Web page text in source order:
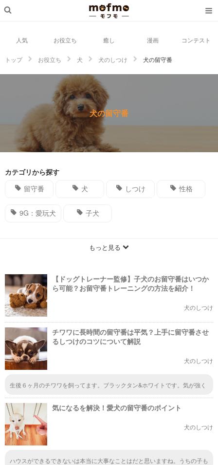
人気 お役立ち 癒し 漫画 コンテスト
トップ お役立ち 犬 犬のしつけ 犬の留守番
犬の留守番
カテゴリから探す
留守番
犬 しつけ 性格
9G：愛玩犬 子犬
もっと見る
【ドッグトレーナー監修】子犬のお留守番はいつか
ら可能？お留守番トレーニングの方法を紹介！
犬のしつけ
チワワに長時間の留守番は平気？上手に留守番させ
るしつけのコツについて解説
犬のしつけ
生後６ヶ月のチワワを飼ってます。ブラックタン&ホワイトです。気が強く
中は吠えません。大人しく待ってます。吠えてないだけでも安心です。
気になるを解決！愛犬の留守番のポイント
犬のしつけ
ハウスができるできないは本当に大事なことはだと思いますね。うちの子も